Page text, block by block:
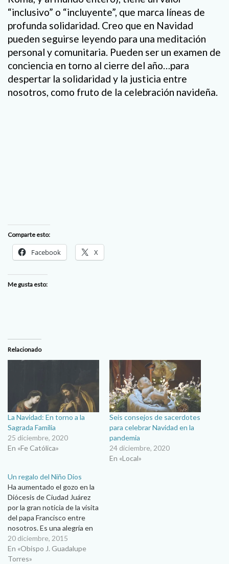
“inclusivo” o “incluyente”, que marca líneas de
profunda solidaridad. Creo que en Navidad
pueden seguirse leyendo para una meditación
personal y comunitaria. Pueden ser un examen de
conciencia en torno al cierre del año…para
despertar la solidaridad y la justicia entre
nosotros, como fruto de la celebración navideña.
Comparte esto:
Facebook X
Me gusta esto:
Relacionado
La Navidad: En torno a la
Sagrada Familia
25 diciembre, 2020
En «Fe Católica»
Seis consejos de sacerdotes
para celebrar Navidad en la
pandemia
24 diciembre, 2020
En «Local»
Un regalo del Niño Dios
Ha aumentado el gozo en la
Diócesis de Ciudad Juárez
por la gran noticia de la visita
del papa Francisco entre
nosotros. Es una alegría en
medio del Adviento, un
alegría que viene a darle más
calidez a la Navidad, porque
20 diciembre, 2015
En «Obispo J. Guadalupe
Torres»